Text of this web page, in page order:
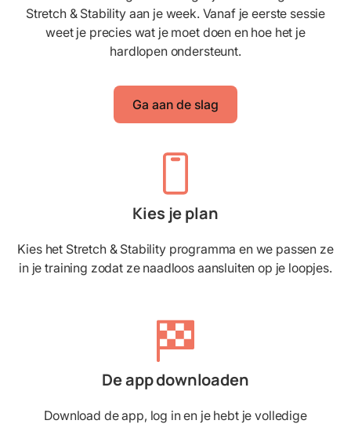
Stretch & Stability aan je week. Vanaf je eerste sessie
weet je precies wat je moet doen en hoe het je
hardlopen ondersteunt.
Ga aan de slag
Kies je plan
Kies het Stretch & Stability programma en we passen ze
in je training zodat ze naadloos aansluiten op je loopjes.
De app downloaden
Download de app, log in en je hebt je volledige